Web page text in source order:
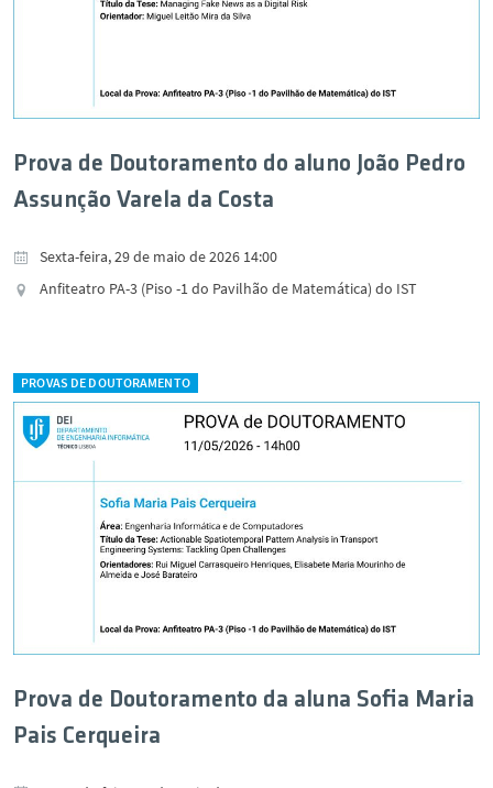
Prova de Doutoramento do aluno João Pedro
Assunção Varela da Costa
Sexta-feira, 29 de maio de 2026 14:00
Anfiteatro PA-3 (Piso -1 do Pavilhão de Matemática) do IST
PROVAS DE DOUTORAMENTO
Prova de Doutoramento da aluna Sofia Maria
Pais Cerqueira